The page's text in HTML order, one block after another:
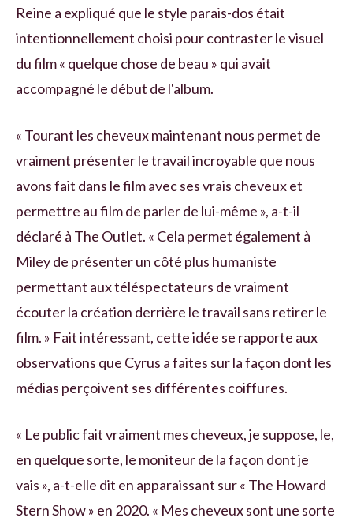
Reine a expliqué que le style parais-dos était
intentionnellement choisi pour contraster le visuel
du film « quelque chose de beau » qui avait
accompagné le début de l'album.
« Tourant les cheveux maintenant nous permet de
vraiment présenter le travail incroyable que nous
avons fait dans le film avec ses vrais cheveux et
permettre au film de parler de lui-même », a-t-il
déclaré à The Outlet. « Cela permet également à
Miley de présenter un côté plus humaniste
permettant aux téléspectateurs de vraiment
écouter la création derrière le travail sans retirer le
film. » Fait intéressant, cette idée se rapporte aux
observations que Cyrus a faites sur la façon dont les
médias perçoivent ses différentes coiffures.
« Le public fait vraiment mes cheveux, je suppose, le,
en quelque sorte, le moniteur de la façon dont je
vais », a-t-elle dit en apparaissant sur « The Howard
Stern Show » en 2020. « Mes cheveux sont une sorte